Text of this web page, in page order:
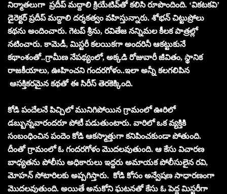
నిర్మాతలుగా ప్రదీప్ మద్దాలి క్రియేటివ్‌తో కలిసి రూపొందింది. ‘విక‌ట‌క‌వి’
డైరెక్ట‌ర్‌ ప్రదీప్ మద్దాలి దర్శకత్వం వహిస్తున్నారు. శోభన్ చిట్టుప్రోలు
కథను అందించారు. గెట‌ప్ శ్రీను, ర‌వితేజ న‌న్నిమల కీల‌క పాత్ర‌ల్లో
న‌టించారు. కామెడీ, మిస్టరీ కలయికగా అందరినీ ఆక‌ట్టుకునే
కథాంశంతో..గ్రామీణ నేపథ్యంలో, అక్కడి రోజువారీ జీవితం, స్థానిక
రాజకీయాలు, ఊహించని గందరగోళం..ఇలా అన్నీ కలగలిపిన
ఆసక్తికరమైన కథతో ఈ సిరీస్ తెరకెక్కింది.
కోడి పందేల‌నే పిచ్చిలో మునిగిపోయిన గ్రామంలో ఊరిలో
డ‌బ్బున్న‌వారంద‌రూ పోటీ ప‌డుతుంటారు. వారిలో ఒక వ్య‌క్తికి
సంబంధించిన పందెం కోడి ఆకస్మాత్తుగా కనిపించకుండా పోతుంది.
దీంతో గ్రామంలో ఓ గంద‌ర‌గోళం మొద‌ల‌వుతుంది. ఆ కేసు విచారణ
బాధ్యతను పోలీసు అధికారులు ఇద్దరు అమాయక పోలీసులైన రవి,
మోహ‌న్ సోటారిల‌కు అప్ప‌గిస్తారు. కోడి కోసం అన్వేష‌ణ సాధార‌ణంగా
మొద‌ల‌వుతుంది. అయితే అనుకోని ఘటనతో కేసు ఓ పెద్ద మిస్టరీగా